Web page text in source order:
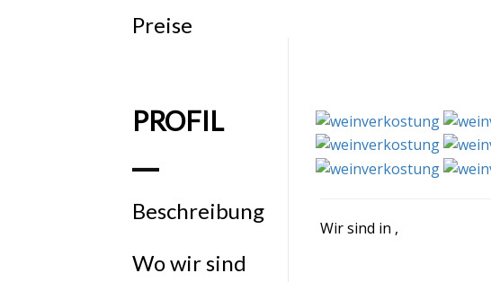
Preise
PROFIL
Beschreibung
Wo wir sind
Wir sind in ,